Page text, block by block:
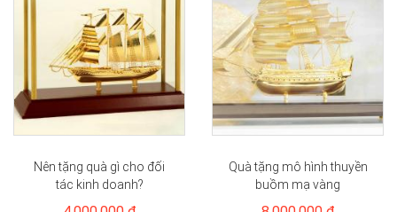
Nên tặng quà gì cho đối
tác kinh doanh?
Quà tặng mô hình thuyền
buồm mạ vàng